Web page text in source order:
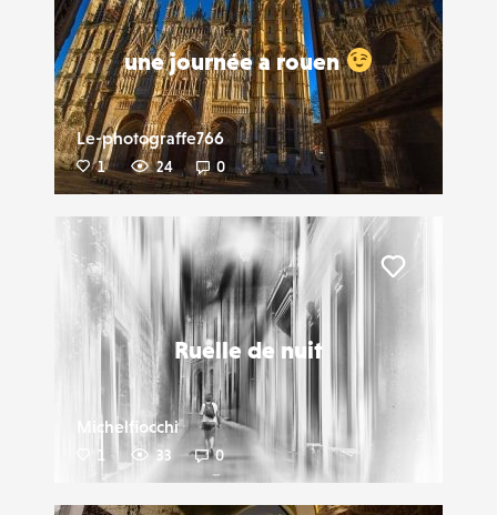
une journée a rouen
Le-photograffe766
1 24 0
Ruelle de nuit
Michelfiocchi
1 33 0